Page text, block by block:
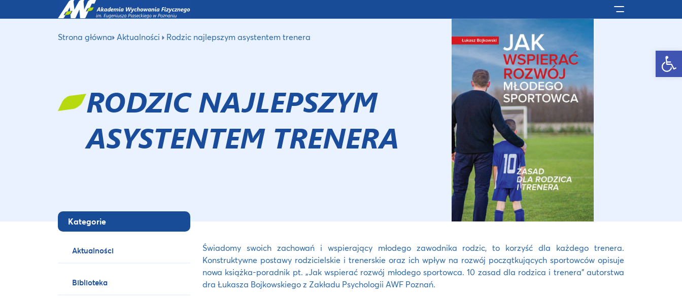
Otwórz pasek narzędzi
Pokaż/ukryj
Strona główna Aktualności Rodzic najlepszym asystentem trenera
RODZIC NAJLEPSZYM
ASYSTENTEM TRENERA
Kategorie
Aktualności
Biblioteka
Świadomy swoich zachowań i wspierający młodego zawodnika rodzic, to korzyść dla każdego trenera.
Konstruktywne postawy rodzicielskie i trenerskie oraz ich wpływ na rozwój początkujących sportowców opisuje
nowa książka-poradnik pt. „Jak wspierać rozwój młodego sportowca. 10 zasad dla rodzica i trenera” autorstwa
dra Łukasza Bojkowskiego z Zakładu Psychologii AWF Poznań.